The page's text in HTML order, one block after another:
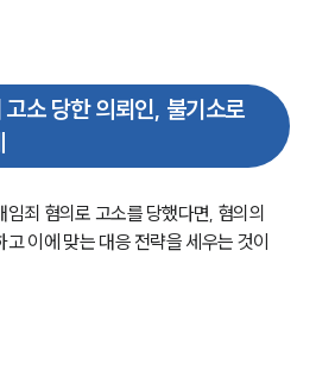
소 당한 의뢰인, 불기소로
죄 혐의로 고소를 당했다면, 혐의의
이에 맞는 대응 전략을 세우는 것이